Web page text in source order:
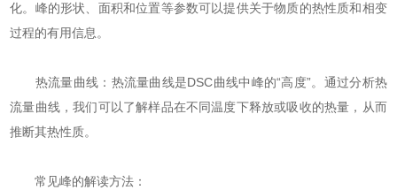
化。峰的形状、面积和位置等参数可以提供关于物质的热性质和相变
过程的有用信息。
热流量曲线：热流量曲线是DSC曲线中峰的“高度”。通过分析热
流量曲线，我们可以了解样品在不同温度下释放或吸收的热量，从而
推断其热性质。
常见峰的解读方法：